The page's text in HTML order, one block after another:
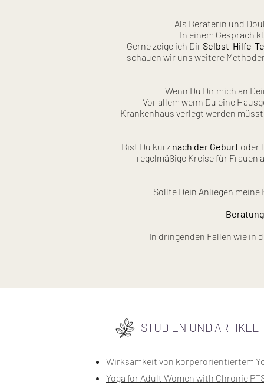
Als Beraterin und
In einem Gespräch
Gerne zeige ich Dir Selbst-Hilfe-
schauen wir uns weitere
Wenn Du Dir mich an
Vor allem wenn Du eine
Krankenhaus verlegt werden
Bist Du kurz nach der Geburt oder
regelmäßige Kreise für Frauen
Sollte Dein Anliegen
In dringenden Fällen wie in
STUDIEN UND ARTIKEL
Wirksamkeit von körperorientiertem
Yoga for Adult Women with Chronic